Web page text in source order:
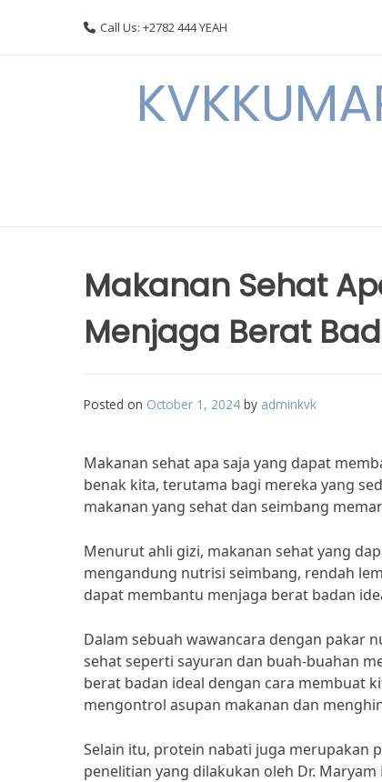
Call Us: +2782 444 YEAH
Makanan Sehat
Menjaga Berat
Posted on October 1, 2024 by adminkvk
Makanan sehat apa saja yang dapat
benak kita, terutama bagi mereka yang
makanan yang sehat dan seimbang
Menurut ahli gizi, makanan sehat yang
mengandung nutrisi seimbang, rendah
dapat membantu menjaga berat badan
Dalam sebuah wawancara dengan pakar
sehat seperti sayuran dan buah-buahan
berat badan ideal dengan cara membuat
mengontrol asupan makanan dan
Selain itu, protein nabati juga merupakan
penelitian yang dilakukan oleh Dr.